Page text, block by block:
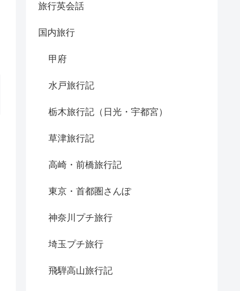
旅行英会話
国内旅行
甲府
水戸旅行記
栃木旅行記（日光・宇都宮）
草津旅行記
高崎・前橋旅行記
東京・首都圏さんぽ
神奈川プチ旅行
埼玉プチ旅行
飛騨高山旅行記